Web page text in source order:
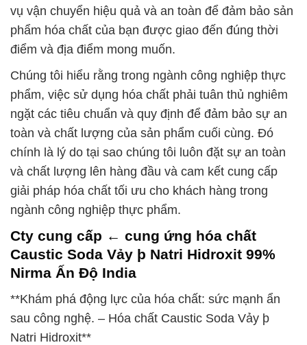
vụ vận chuyển hiệu quả và an toàn để đảm bảo sản
phẩm hóa chất của bạn được giao đến đúng thời
điểm và địa điểm mong muốn.
Chúng tôi hiểu rằng trong ngành công nghiệp thực
phẩm, việc sử dụng hóa chất phải tuân thủ nghiêm
ngặt các tiêu chuẩn và quy định để đảm bảo sự an
toàn và chất lượng của sản phẩm cuối cùng. Đó
chính là lý do tại sao chúng tôi luôn đặt sự an toàn
và chất lượng lên hàng đầu và cam kết cung cấp
giải pháp hóa chất tối ưu cho khách hàng trong
ngành công nghiệp thực phẩm.
Cty cung cấp ← cung ứng hóa chất
Caustic Soda Vảy þ Natri Hidroxit 99%
Nirma Ấn Độ India
**Khám phá động lực của hóa chất: sức mạnh ẩn
sau công nghệ. – Hóa chất Caustic Soda Vảy þ
Natri Hidroxit**